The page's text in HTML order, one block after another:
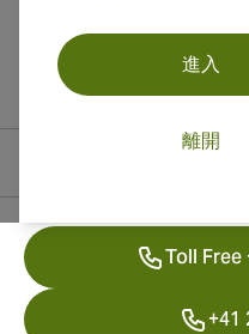
進入
離開
Toll Free
+41